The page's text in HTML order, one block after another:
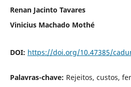
Renan Jacinto Tavares
Vinicius Machado Mothé
DOI: https://doi.org/10.47385/
Palavras-chave: Rejeitos, custos,